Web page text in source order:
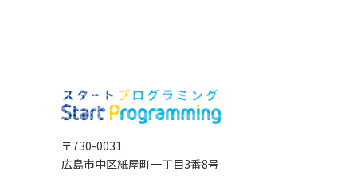
〒730-0031
広島市中区紙屋町一丁目3番8号